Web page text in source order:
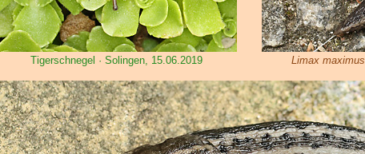
Tigerschnegel · Solingen, 15.06.2019 Limax maximus